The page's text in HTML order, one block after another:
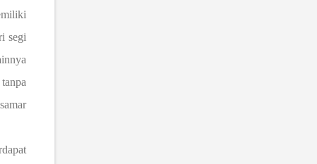
segi